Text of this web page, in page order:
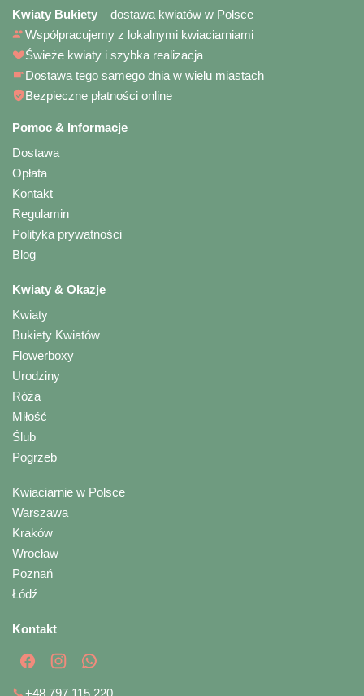
Kwiaty Bukiety – dostawa kwiatów w Polsce
Współpracujemy z lokalnymi kwiaciarniami
Świeże kwiaty i szybka realizacja
Dostawa tego samego dnia w wielu miastach
Bezpieczne płatności online
Pomoc & Informacje
Dostawa
Opłata
Kontakt
Regulamin
Polityka prywatności
Blog
Kwiaty & Okazje
Kwiaty
Bukiety Kwiatów
Flowerboxy
Urodziny
Róża
Miłość
Ślub
Pogrzeb
Kwiaciarnie w Polsce
Warszawa
Kraków
Wrocław
Poznań
Łódź
Kontakt
📞+48 797 115 220